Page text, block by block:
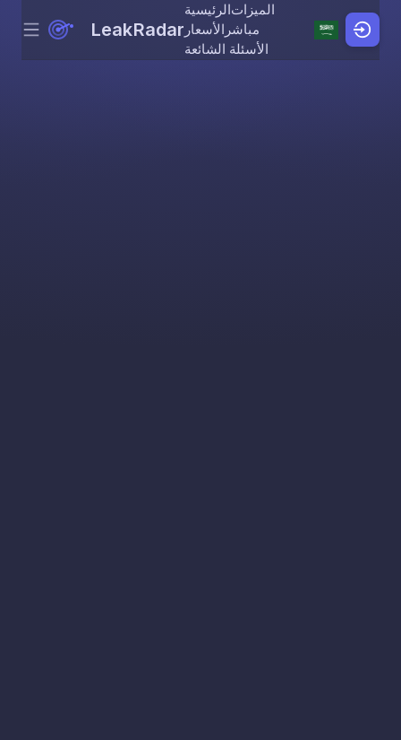
Skip to content
Menu LeakRadar
الرئيسيةالميزات
الأسعار مباشر
الأسئلة الشائعة